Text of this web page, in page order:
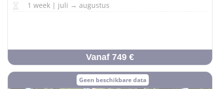
1 week | juli → augustus
Vanaf 749 €
Geen beschikbare data